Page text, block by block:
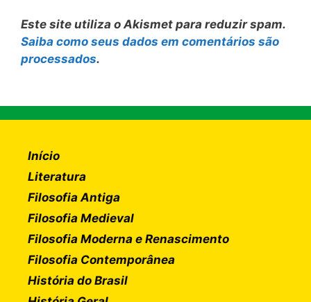
Este site utiliza o Akismet para reduzir spam.
Saiba como seus dados em comentários são
processados.
Início
Literatura
Filosofia Antiga
Filosofia Medieval
Filosofia Moderna e Renascimento
Filosofia Contemporânea
História do Brasil